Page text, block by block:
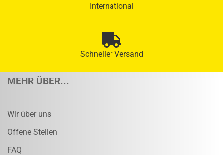
International
Schneller Versand
MEHR ÜBER...
Wir über uns
Offene Stellen
FAQ